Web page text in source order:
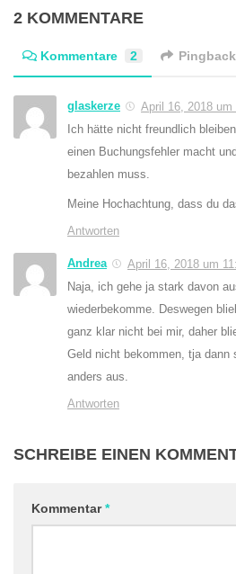
2 KOMMENTARE
Kommentare 2
glaskerze
April 16, 2018 um
Ich hätte nicht freundlich
einen Buchungsfehler macht
bezahlen muss.
Meine Hochachtung, dass du
Antworten
Andrea
April 16, 2018 um
Naja, ich gehe ja stark davon
wiederbekomme. Deswegen
ganz klar nicht bei mir, daher
Geld nicht bekommen, tja dann
anders aus.
Antworten
SCHREIBE EINEN
Kommentar*